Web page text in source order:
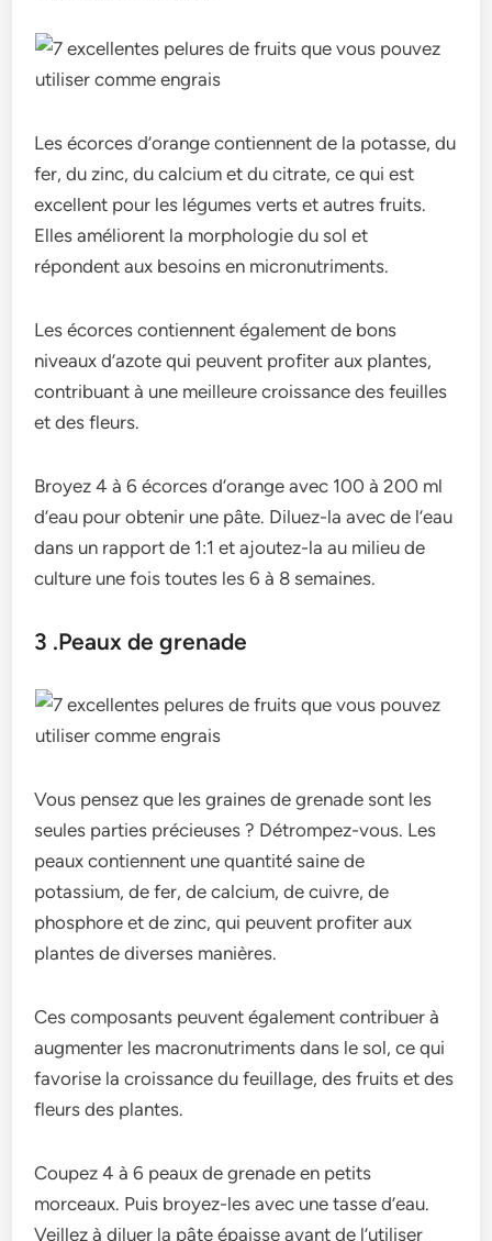
Les écorces d’orange contiennent de la potasse, du
fer, du zinc, du calcium et du citrate, ce qui est
excellent pour les légumes verts et autres fruits.
Elles améliorent la morphologie du sol et
répondent aux besoins en micronutriments.
Les écorces contiennent également de bons
niveaux d’azote qui peuvent profiter aux plantes,
contribuant à une meilleure croissance des feuilles
et des fleurs.
Broyez 4 à 6 écorces d’orange avec 100 à 200 ml
d’eau pour obtenir une pâte. Diluez-la avec de l’eau
dans un rapport de 1:1 et ajoutez-la au milieu de
culture une fois toutes les 6 à 8 semaines.
3 .Peaux de grenade
Vous pensez que les graines de grenade sont les
seules parties précieuses ? Détrompez-vous. Les
peaux contiennent une quantité saine de
potassium, de fer, de calcium, de cuivre, de
phosphore et de zinc, qui peuvent profiter aux
plantes de diverses manières.
Ces composants peuvent également contribuer à
augmenter les macronutriments dans le sol, ce qui
favorise la croissance du feuillage, des fruits et des
fleurs des plantes.
Coupez 4 à 6 peaux de grenade en petits
morceaux. Puis broyez-les avec une tasse d’eau.
Veillez à diluer la pâte épaisse avant de l’utiliser